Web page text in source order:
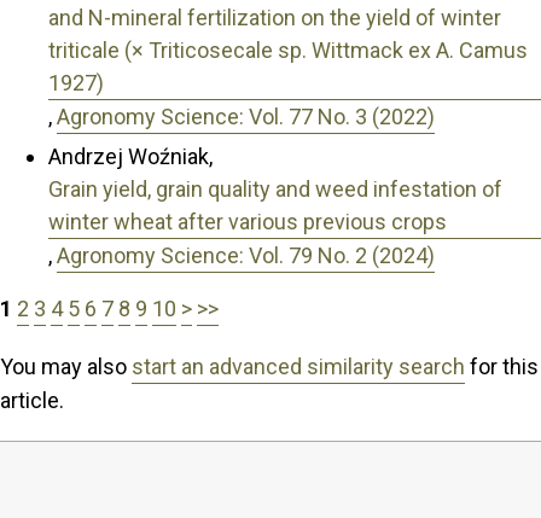
and N-mineral fertilization on the yield of winter
triticale (× Triticosecale sp. Wittmack ex A. Camus
1927)
,Agronomy Science: Vol. 77 No. 3 (2022)
Andrzej Woźniak,
Grain yield, grain quality and weed infestation of
winter wheat after various previous crops
,Agronomy Science: Vol. 79 No. 2 (2024)
1 2 3 4 5 6 7 8 9 10 > >>
You may also start an advanced similarity search for this
article.